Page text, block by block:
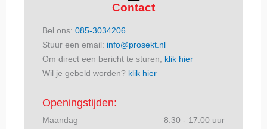
Contact
Bel ons: 085-3034206
Stuur een email: info@prosekt.nl
Om direct een bericht te sturen, klik hier
Wil je gebeld worden? klik hier
Openingstijden:
Maandag
8:30 - 17:00 uur